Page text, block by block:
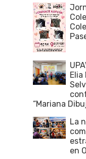
Elia
“Mariana
La
en